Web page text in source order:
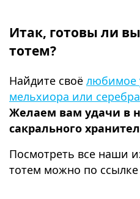
Итак, готовы ли
тотем?
Найдите своё любимое
мельхиора или серебра
Желаем вам удачи в
сакрального
Посмотреть все наши
тотем можно по ссылке